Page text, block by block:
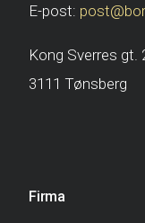
E-post:
Kong Sverres gt.
3111 Tønsberg
Firma